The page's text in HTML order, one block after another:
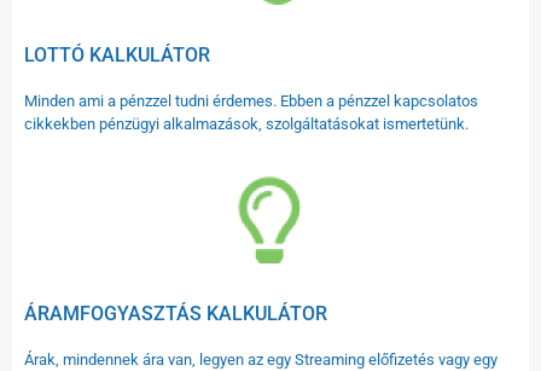
LOTTÓ KALKULÁTOR
Minden ami a pénzzel tudni érdemes. Ebben a pénzzel kapcsolatos
cikkekben pénzügyi alkalmazások, szolgáltatásokat ismertetünk.
ÁRAMFOGYASZTÁS KALKULÁTOR
Árak, mindennek ára van, legyen az egy Streaming előfizetés vagy egy